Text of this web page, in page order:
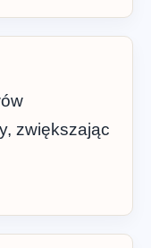
zwiększając